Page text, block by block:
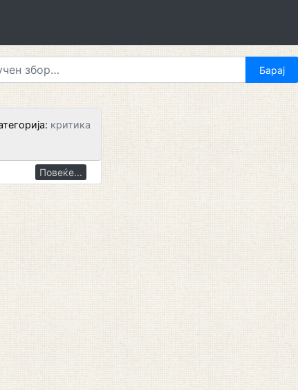
критика
Повеќе...